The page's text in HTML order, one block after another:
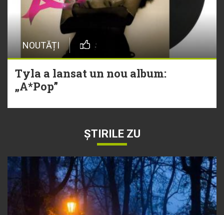
NOUTĂȚI
Tyla a lansat un nou album:
„A*Pop”
ȘTIRILE ZU